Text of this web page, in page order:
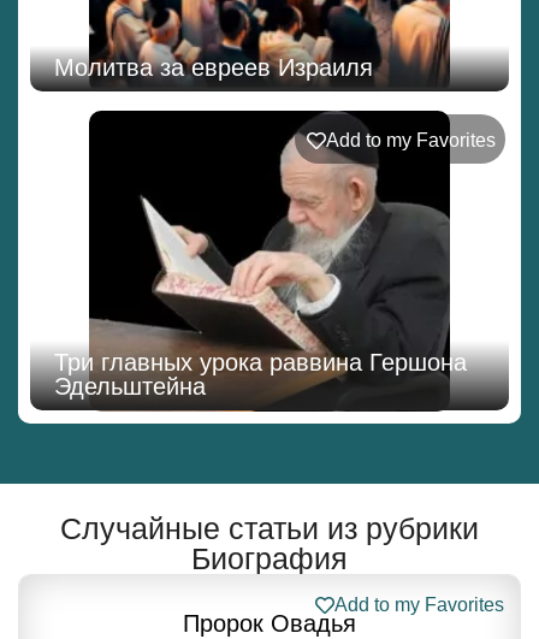
Молитва за евреев Израиля
Add to my Favorites
Три главных урока раввина Гершона
Эдельштейна
Случайные статьи из рубрики
Биография
Пророк Овадья
Add to my Favorites